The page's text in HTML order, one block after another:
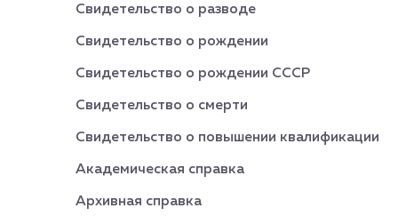
Свидетельство о разводе
Свидетельство о рождении
Свидетельство о рождении СССР
Свидетельство о смерти
Свидетельство о повышении квалификации
Академическая справка
Архивная справка